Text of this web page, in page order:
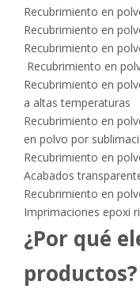
Recubrimiento en
Recubrimiento en
Recubrimiento en
Recubrimiento en
Recubrimiento en
a altas temperaturas
Recubrimiento en
en polvo por
Recubrimiento en
Acabados
Recubrimiento en
Imprimaciones epoxi
¿Por qué
productos?